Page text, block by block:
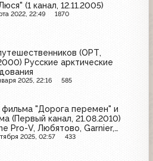
(1 канал, 12.11.2005)
2022, 22:49 1870
(ОРТ,
Русские арктические
2025, 22:16 585
фильма "Дорога перемен" и
(Первый канал, 21.08.2010)
Pro-V, Любятово, Garnier,
Maybelline, Nivea, Техносила,
2025, 02:57 433